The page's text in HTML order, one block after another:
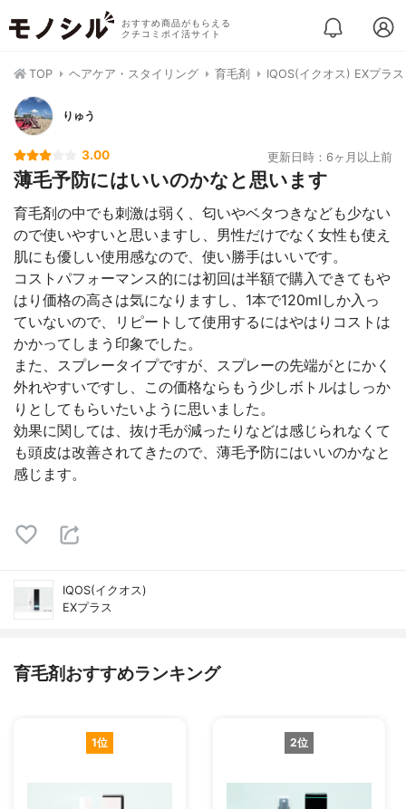
おすすめ商品がもらえる
クチコミポイ活サイト
TOP ヘアケア・スタイリング 育毛剤 IQOS(イクオス) EXプラス
りゅう
3.00 更新日時：6ヶ月以上前
薄毛予防にはいいのかなと思います
育毛剤の中でも刺激は弱く、匂いやベタつきなども少ない
ので使いやすいと思いますし、男性だけでなく女性も使え
肌にも優しい使用感なので、使い勝手はいいです。
コストパフォーマンス的には初回は半額で購入できてもや
はり価格の高さは気になりますし、1本で120mlしか入っ
ていないので、リピートして使用するにはやはりコストは
かかってしまう印象でした。
また、スプレータイプですが、スプレーの先端がとにかく
外れやすいですし、この価格ならもう少しボトルはしっか
りとしてもらいたいように思いました。
効果に関しては、抜け毛が減ったりなどは感じられなくて
も頭皮は改善されてきたので、薄毛予防にはいいのかなと
感じます。
IQOS(イクオス)
EXプラス
育毛剤おすすめランキング
1位 2位